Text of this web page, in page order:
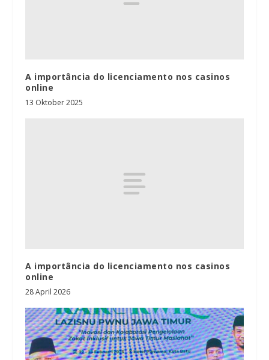
A importância do licenciamento nos casinos
online
13 Oktober 2025
A importância do licenciamento nos casinos
online
28 April 2026